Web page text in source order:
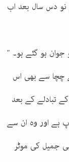
نو دس سال بعد اب
جوان ہو گئے ہو۔ "
چچا سے بھی اس
تبادلے کے بعد
ہے اور وہ ان سے
جمیل کی موٹر